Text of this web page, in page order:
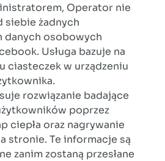
Operator nie
siebie żadnych
danych osobowych
Usługa bazuje na
ciasteczek w urządzeniu
rozwiązanie badające
poprzez
ciepła oraz nagrywanie
stronie. Te informacje są
zanim zostaną przesłane